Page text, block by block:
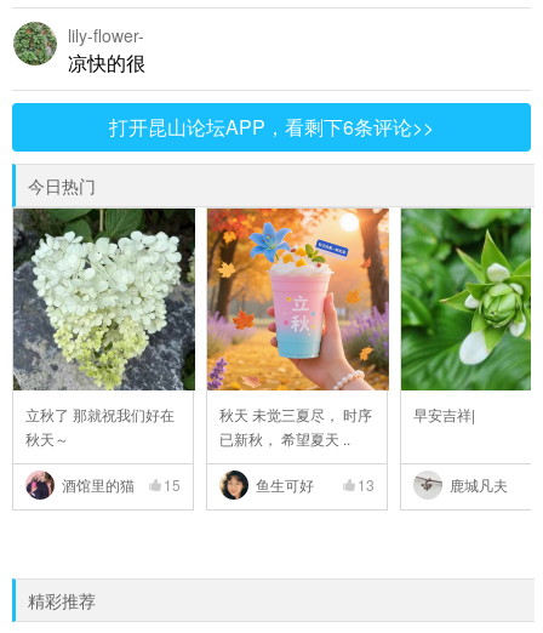
lily-flower-
凉快的很
打开昆山论坛APP，看剩下6条评论>>
今日热门
立秋了 那就祝我们好在
秋天～
酒馆里的猫 15
秋天 未觉三夏尽， 时序
已新秋， 希望夏天 ..
鱼生可好 13
早安吉祥|
鹿城凡夫
精彩推荐